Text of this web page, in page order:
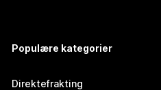
Populære kategorier
Direktefrakting